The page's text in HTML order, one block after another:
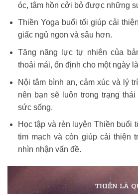
óc, tâm hồn cởi bỏ được những
Thiền Yoga buổi tối giúp cải
giấc ngủ ngon và sâu hơn.
Tăng năng lực tự nhiên của
thoải mái, ổn định cho một ngày
Nội tâm bình an, cảm xúc và lý
nên bạn sẽ luôn trong trạng
sức sống.
Học tập và rèn luyện Thiền buổi
tim mạch và còn giúp cải thiện
nhìn nhận vấn đề.